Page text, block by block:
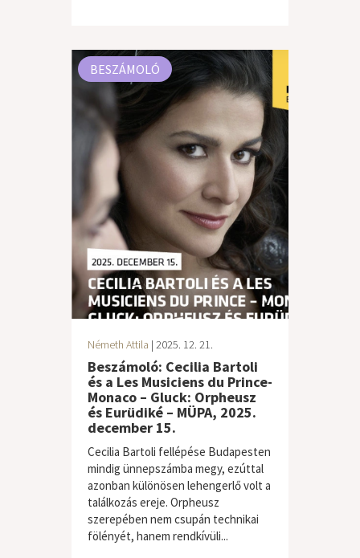
BESZÁMOLÓ
Németh Attila | 2025. 12. 21.
Beszámoló: Cecilia Bartoli
és a Les Musiciens du Prince-
Monaco – Gluck: Orpheusz
és Eurüdiké – MÜPA, 2025.
december 15.
Cecilia Bartoli fellépése Budapesten
mindig ünnepszámba megy, ezúttal
azonban különösen lehengerlő volt a
találkozás ereje. Orpheusz
szerepében nem csupán technikai
fölényét, hanem rendkívüli...
klasszikus zene